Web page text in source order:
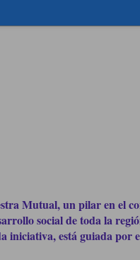
Mutual, un pilar en el
social de toda la
está guiada por